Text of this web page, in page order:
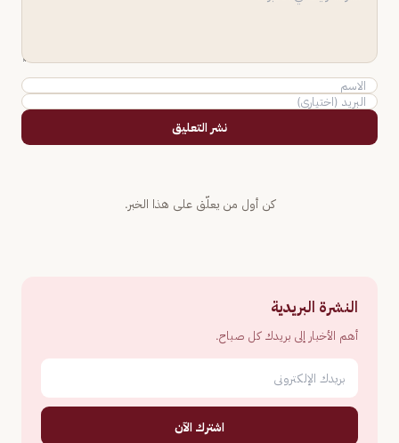
نشر التعليق
كن أول من يعلّق على هذا الخبر.
النشرة البريدية
أهم الأخبار إلى بريدك كل صباح.
اشترك الآن